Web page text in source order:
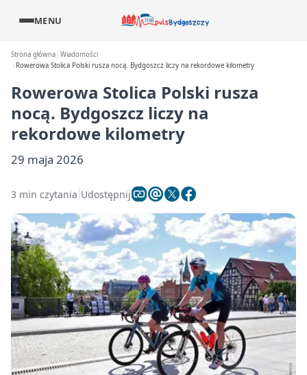
MENU
Strona główna Wiadomości
Rowerowa Stolica Polski rusza nocą. Bydgoszcz liczy na rekordowe kilometry
Rowerowa Stolica Polski rusza
nocą. Bydgoszcz liczy na
rekordowe kilometry
29 maja 2026
3 min czytania Udostępnij